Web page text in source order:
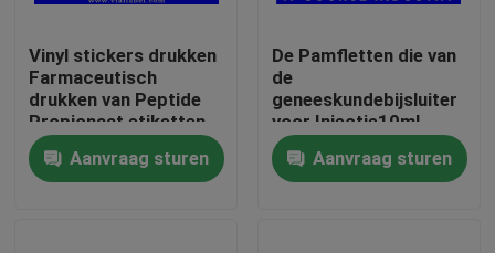
Huis
Producten
Vinyl stickers drukken
Farmaceutisch
drukken van Peptide
Propionaat etiketten
voor 2ml vials
Aanvraag sturen
De Pamfletten die van
de
geneeskundebijsluiter
voor Injectie10ml
Vouwbare Grootte
45mm drukken
Aanvraag sturen